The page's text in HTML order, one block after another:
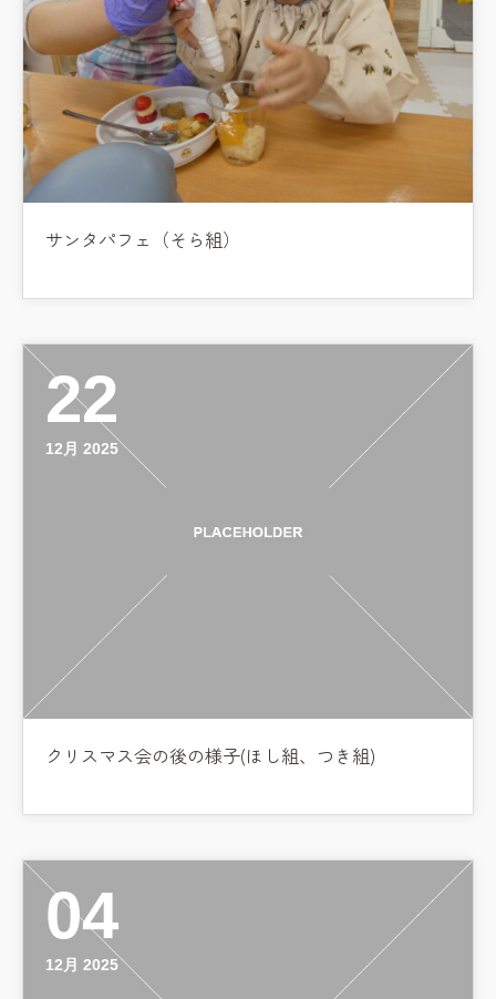
サンタパフェ（そら組）
22
12月 2025
クリスマス会の後の様子(ほし組、つき組)
04
12月 2025